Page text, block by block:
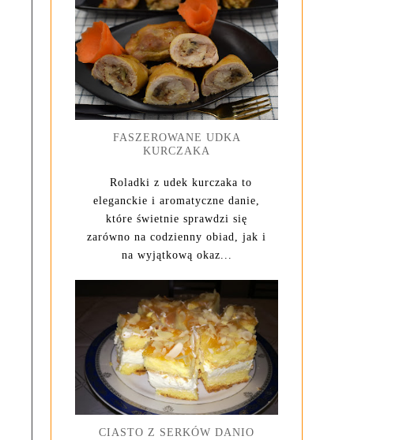
FASZEROWANE UDKA
KURCZAKA
Roladki z udek kurczaka to
eleganckie i aromatyczne danie,
które świetnie sprawdzi się
zarówno na codzienny obiad, jak i
na wyjątkową okaz...
CIASTO Z SERKÓW DANIO